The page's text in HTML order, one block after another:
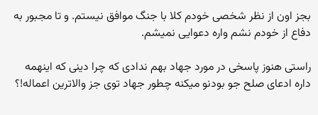
بجز اون از نظر شخصی خودم کلا با جنگ موافق نیستم. و تا مجبور به
دفاع از خودم نشم واره دعوایی نمیشم.
راستی هنوز پاسخی در مورد جهاد بهم ندادی که چرا دینی که اینهمه
داره ادعای صلح جو بودنو میکنه چطور جهاد توی جز والاترین اعماله!؟